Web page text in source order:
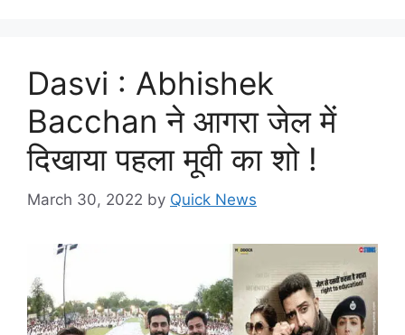
Dasvi : Abhishek
Bacchan ने आगरा जेल में
दिखाया पहला मूवी का शो !
March 30, 2022 by Quick News